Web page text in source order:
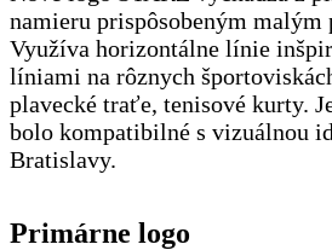
namieru prispôsobeným malým
Využíva horizontálne línie
líniami na rôznych
plavecké traťe, tenisové kurty.
bolo kompatibilné s vizuálnou
Bratislavy.
Primárne logo